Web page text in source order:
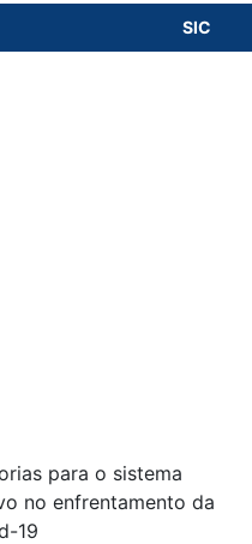
SIC
para o sistema
no enfrentamento da
19